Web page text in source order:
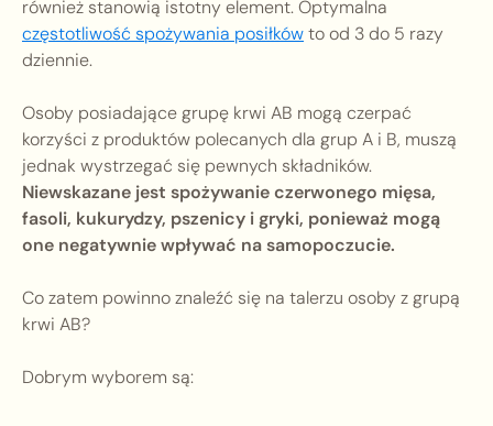
również stanowią istotny element. Optymalna
częstotliwość spożywania posiłkówto od 3 do 5 razy
dziennie.
Osoby posiadające grupę krwi AB mogą czerpać
korzyści z produktów polecanych dla grup A i B, muszą
jednak wystrzegać się pewnych składników.
Niewskazane jest spożywanie czerwonego mięsa,
fasoli, kukurydzy, pszenicy i gryki, ponieważ mogą
one negatywnie wpływać na samopoczucie.
Co zatem powinno znaleźć się na talerzu osoby z grupą
krwi AB?
Dobrym wyborem są: